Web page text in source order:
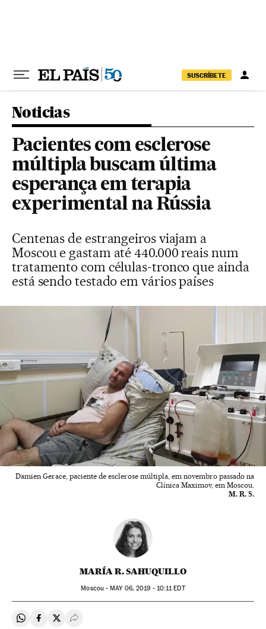
SUSCRÍBETE
Noticias
Pacientes com esclerose
múltipla buscam última
esperança em terapia
experimental na Rússia
Centenas de estrangeiros viajam a
Moscou e gastam até 440.000 reais num
tratamento com células-tronco que ainda
está sendo testado em vários países
Damien Gerace, paciente de esclerose múltipla, em novembro passado na
Clínica Maximov, em Moscou.
M. R. S.
MARÍA R. SAHUQUILLO
Moscou -MAY06, 2019 - 10:11 EDT
Compartir en Whatsapp
Compartir en Facebook
Compartir en Twitter
Desplegar Redes Sociales